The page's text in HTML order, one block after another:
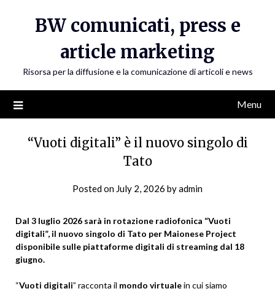
BW comunicati, press e
article marketing
Risorsa per la diffusione e la comunicazione di articoli e news
Menu
“Vuoti digitali” è il nuovo singolo di
Tato
Posted on July 2, 2026 byadmin
Dal 3 luglio 2026 sarà in rotazione radiofonica “Vuoti
digitali”, il nuovo singolo di Tato per Maionese Project
disponibile sulle piattaforme digitali di streaming dal 18
giugno.
“Vuoti digitali” racconta il mondo virtualein cui siamo